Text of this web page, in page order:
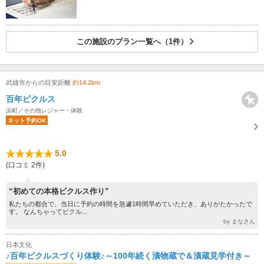
この施設のプラン一覧へ（1件）
武雄市からの目安距離 約14.2km
百年ピクルス
浜町／その他レジャー・体験
ネット予約OK
5.0
(口コミ 2件)
“初めての本格ピクルス作り”
私たちの都合で、当日に予約の時間を急遽1時間早めていただき、ありがたかったで
す。 なんちゃってピクル...
by まなさん
日本文化
♪百年ピクルスづくり体験♪～100年続く漬物蔵で＆漬蔵見学付き～